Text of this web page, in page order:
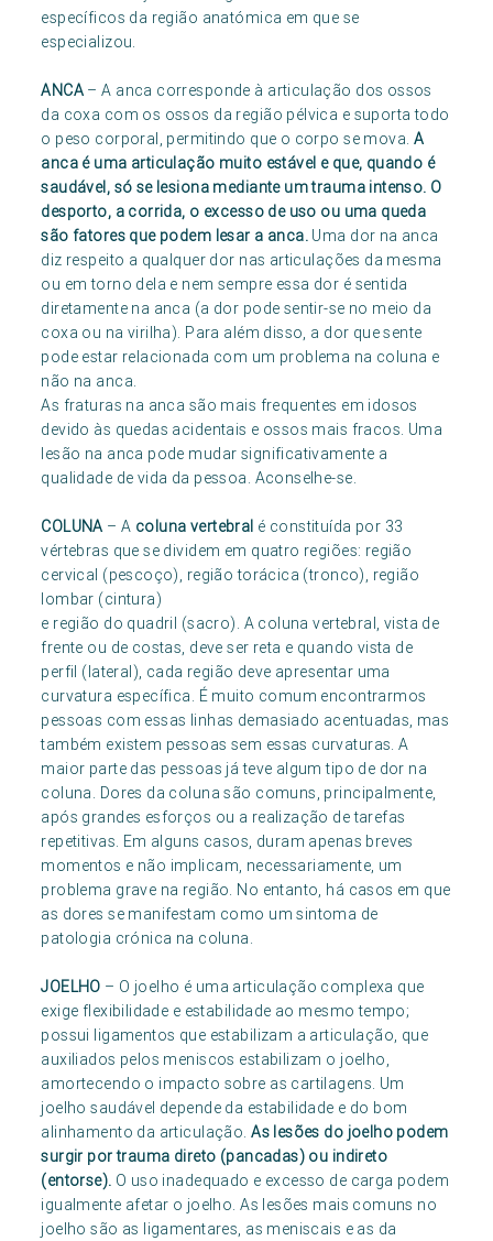
específicos da região anatómica em que se
especializou.
ANCA – A anca corresponde à articulação dos ossos
da coxa com os ossos da região pélvica e suporta todo
o peso corporal, permitindo que o corpo se mova. A
anca é uma articulação muito estável e que, quando é
saudável, só se lesiona mediante um trauma intenso. O
desporto, a corrida, o excesso de uso ou uma queda
são fatores que podem lesar a anca. Uma dor na anca
diz respeito a qualquer dor nas articulações da mesma
ou em torno dela e nem sempre essa dor é sentida
diretamente na anca (a dor pode sentir-se no meio da
coxa ou na virilha). Para além disso, a dor que sente
pode estar relacionada com um problema na coluna e
não na anca.
As fraturas na anca são mais frequentes em idosos
devido às quedas acidentais e ossos mais fracos. Uma
lesão na anca pode mudar significativamente a
qualidade de vida da pessoa. Aconselhe-se.
COLUNA – A coluna vertebral é constituída por 33
vértebras que se dividem em quatro regiões: região
cervical (pescoço), região torácica (tronco), região
lombar (cintura)
e região do quadril (sacro). A coluna vertebral, vista de
frente ou de costas, deve ser reta e quando vista de
perfil (lateral), cada região deve apresentar uma
curvatura específica. É muito comum encontrarmos
pessoas com essas linhas demasiado acentuadas, mas
também existem pessoas sem essas curvaturas. A
maior parte das pessoas já teve algum tipo de dor na
coluna. Dores da coluna são comuns, principalmente,
após grandes esforços ou a realização de tarefas
repetitivas. Em alguns casos, duram apenas breves
momentos e não implicam, necessariamente, um
problema grave na região. No entanto, há casos em que
as dores se manifestam como um sintoma de
patologia crónica na coluna.
JOELHO – O joelho é uma articulação complexa que
exige flexibilidade e estabilidade ao mesmo tempo;
possui ligamentos que estabilizam a articulação, que
auxiliados pelos meniscos estabilizam o joelho,
amortecendo o impacto sobre as cartilagens. Um
joelho saudável depende da estabilidade e do bom
alinhamento da articulação.As lesões do joelho podem
surgir por trauma direto (pancadas) ou indireto
(entorse). O uso inadequado e excesso de carga podem
igualmente afetar o joelho. As lesões mais comuns no
joelho são as ligamentares, as meniscais e as da